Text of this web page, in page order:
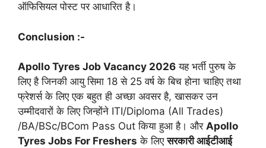
ऑफिसियल पोस्ट पर आधारित है।
Conclusion :-
Apollo Tyres Job Vacancy 2026 यह भर्ती पुरुष के
लिए है जिनकी आयु सिमा 18 से 25 वर्ष के बिच होना चाहिए तथा
फ्रेशर्स के लिए एक बहुत ही अच्छा अवसर है, खासकर उन
उम्मीदवारों के लिए जिन्होंने ITI/Diploma (All Trades)
/BA/BSc/BCom Pass Out किया हुआ है। और Apollo
Tyres Jobs For Freshers के लिएसरकारी आईटीआई